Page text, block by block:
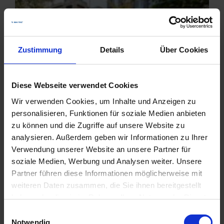
Zustimmung Details Über Cookies
Diese Webseite verwendet Cookies
Wir verwenden Cookies, um Inhalte und Anzeigen zu
personalisieren, Funktionen für soziale Medien anbieten
zu können und die Zugriffe auf unsere Website zu
analysieren. Außerdem geben wir Informationen zu Ihrer
Verwendung unserer Website an unsere Partner für
soziale Medien, Werbung und Analysen weiter. Unsere
Partner führen diese Informationen möglicherweise mit
weiteren Daten zusammen, die Sie ihnen bereitgestellt
haben oder die sie im Rahmen Ihrer Nutzung der Dienste
Notwendig
Ein Zeichen für mehr Umweltbewusstsein setzt